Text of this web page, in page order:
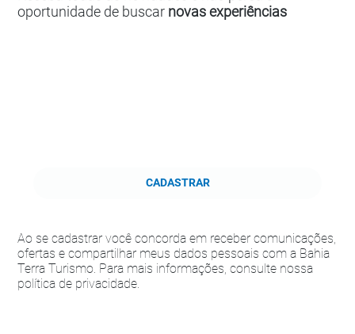
oportunidade de buscar novas experiências
CADASTRAR
Ao se cadastrar você concorda em receber comunicações,
ofertas e compartilhar meus dados pessoais com a Bahia
Terra Turismo. Para mais informações, consulte nossa
política de privacidade.